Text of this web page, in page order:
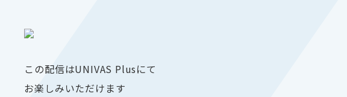
この配信はUNIVAS Plusにて
お楽しみいただけます